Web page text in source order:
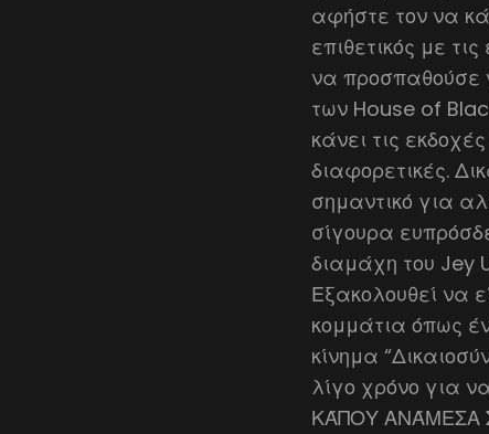
αφήστε τον να
επιθετικός με
να προσπαθούσε
των House of
κάνει τις
διαφορετικές.
σημαντικό για
σίγουρα
διαμάχη του Jey
Εξακολουθεί να
κομμάτια όπως
κίνημα
λίγο χρόνο για
ΚΆΠΟΥ ΑΝΆΜΕΣΑ